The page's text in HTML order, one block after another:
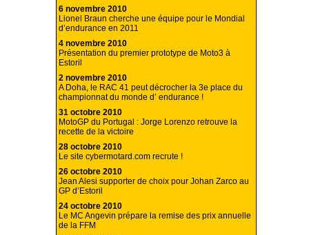
6 novembre 2010
Lionel Braun cherche une équipe pour le Mondial
d’endurance en 2011
4 novembre 2010
Présentation du premier prototype de Moto3 à
Estoril
2 novembre 2010
A Doha, le RAC 41 peut décrocher la 3e place du
championnat du monde d’ endurance !
31 octobre 2010
MotoGP du Portugal : Jorge Lorenzo retrouve la
recette de la victoire
28 octobre 2010
Le site cybermotard.com recrute !
26 octobre 2010
Jean Alesi supporter de choix pour Johan Zarco au
GP d’Estoril
24 octobre 2010
Le MC Angevin prépare la remise des prix annuelle
de la FFM